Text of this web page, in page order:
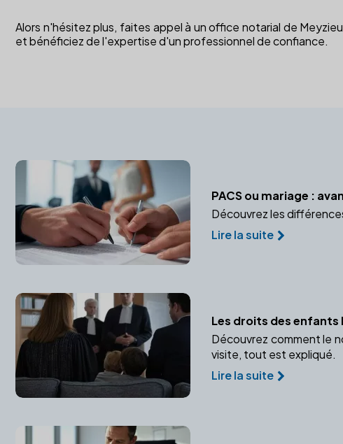
Alors n'hésitez plus, faites appel à un office notarial de
et bénéficiez de l'expertise d'un professionnel de confiance.
PACS ou mariage :
Découvrez les
Lire la suite
Les droits des
Découvrez comment le
visite, tout est expliqué.
Lire la suite